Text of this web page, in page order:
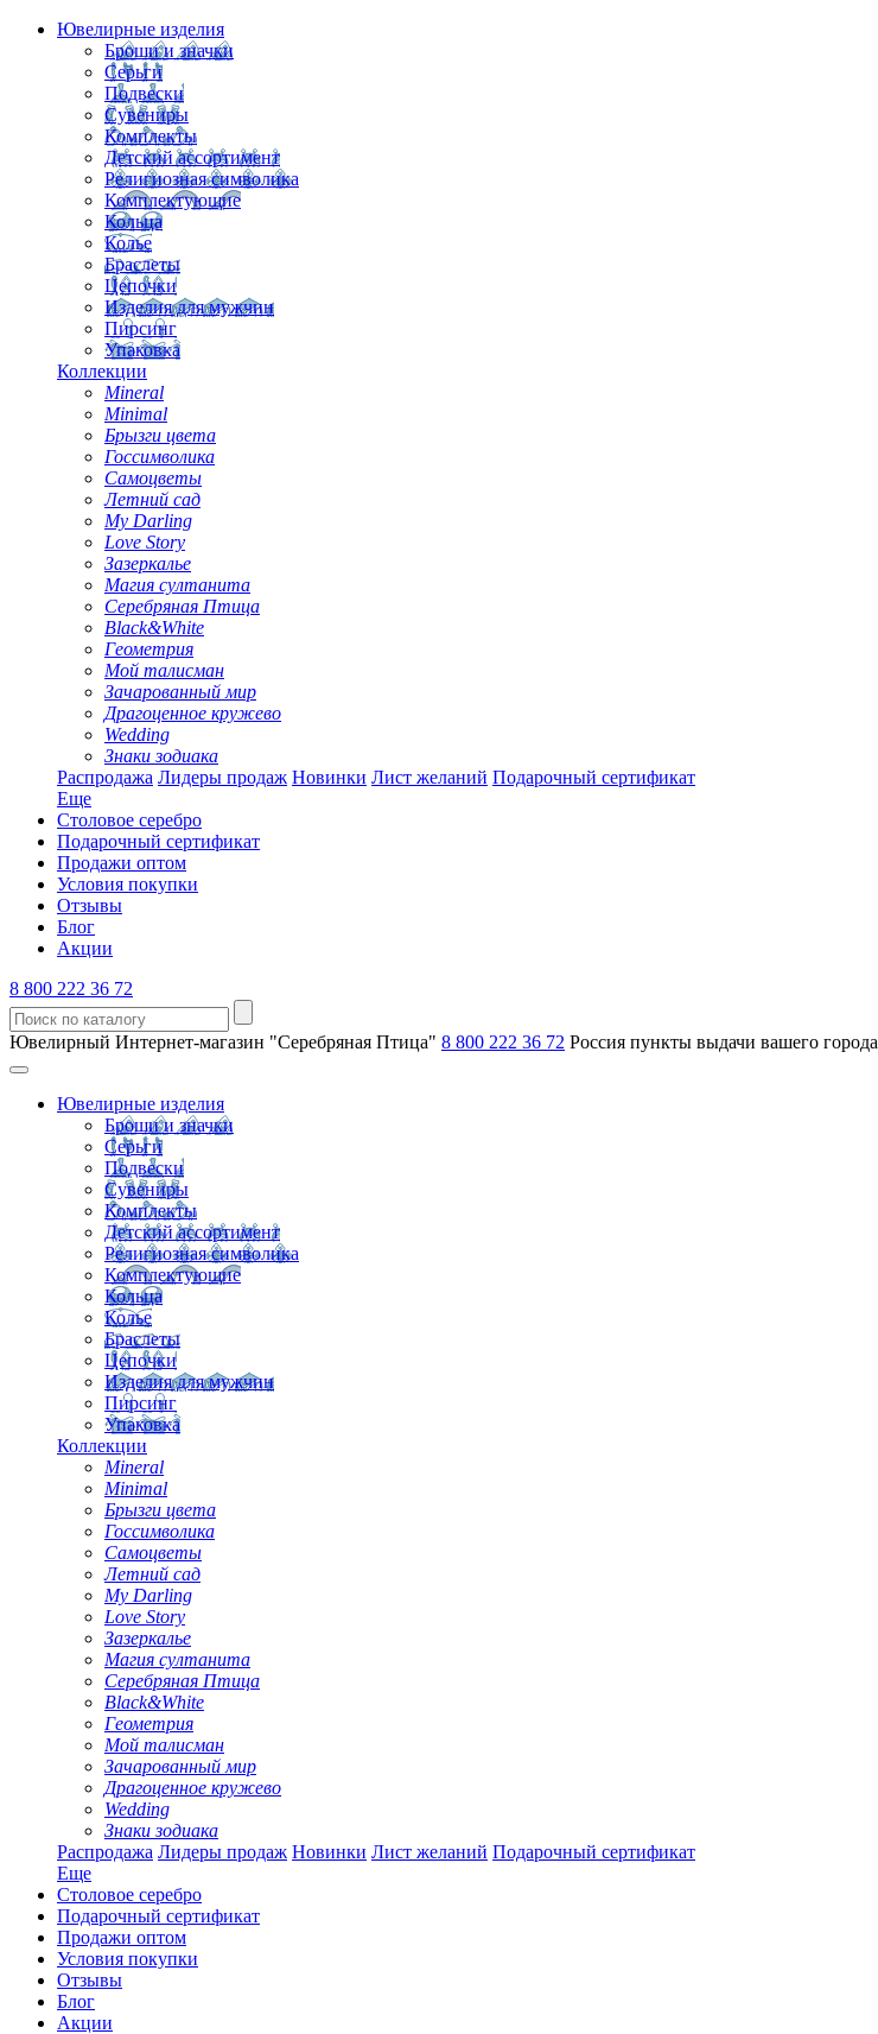
Ювелирные изделия
Броши и значки
Серьги
Подвески
Сувениры
Комплекты
Детский ассортимент
Религиозная символика
Комплектующие
Кольца
Колье
Браслеты
Цепочки
Изделия для мужчин
Пирсинг
Упаковка
Коллекции
Mineral
Minimal
Брызги цвета
Госсимволика
Самоцветы
Летний сад
My Darling
Love Story
Зазеркалье
Магия султанита
Серебряная Птица
Black&White
Геометрия
Мой талисман
Зачарованный мир
Драгоценное кружево
Wedding
Знаки зодиака
Распродажа Лидеры продаж Новинки Лист желаний Подарочный сертификат
Еще
Столовое серебро
Подарочный сертификат
Продажи оптом
Условия покупки
Отзывы
Блог
Акции
8 800 222 36 72
Ювелирный Интернет-магазин "Серебряная Птица" 8 800 222 36 72 Россия пункты выдачи вашего города
Ювелирные изделия
Броши и значки
Серьги
Подвески
Сувениры
Комплекты
Детский ассортимент
Религиозная символика
Комплектующие
Кольца
Колье
Браслеты
Цепочки
Изделия для мужчин
Пирсинг
Упаковка
Коллекции
Mineral
Minimal
Брызги цвета
Госсимволика
Самоцветы
Летний сад
My Darling
Love Story
Зазеркалье
Магия султанита
Серебряная Птица
Black&White
Геометрия
Мой талисман
Зачарованный мир
Драгоценное кружево
Wedding
Знаки зодиака
Распродажа Лидеры продаж Новинки Лист желаний Подарочный сертификат
Еще
Столовое серебро
Подарочный сертификат
Продажи оптом
Условия покупки
Отзывы
Блог
Акции